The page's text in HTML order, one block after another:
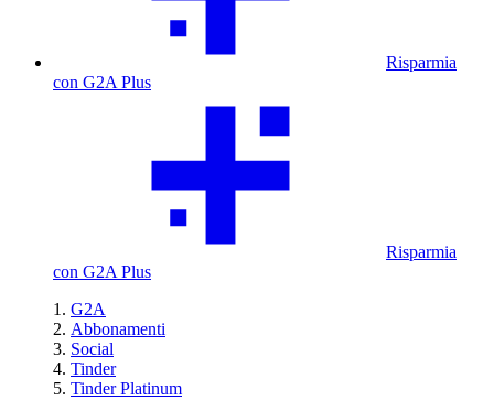
Risparmia
con G2A Plus
Risparmia
con G2A Plus
G2A
Abbonamenti
Social
Tinder
Tinder Platinum